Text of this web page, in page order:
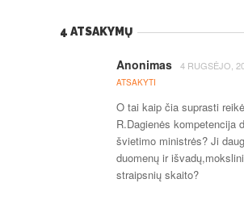
4 ATSAKYMŲ
Anonimas 4 RUGSĖJO,
ATSAKYTI
O tai kaip čia suprasti
R.Dagienės kompetencija
švietimo ministrės? Ji
duomenų ir
straipsnių skaito?